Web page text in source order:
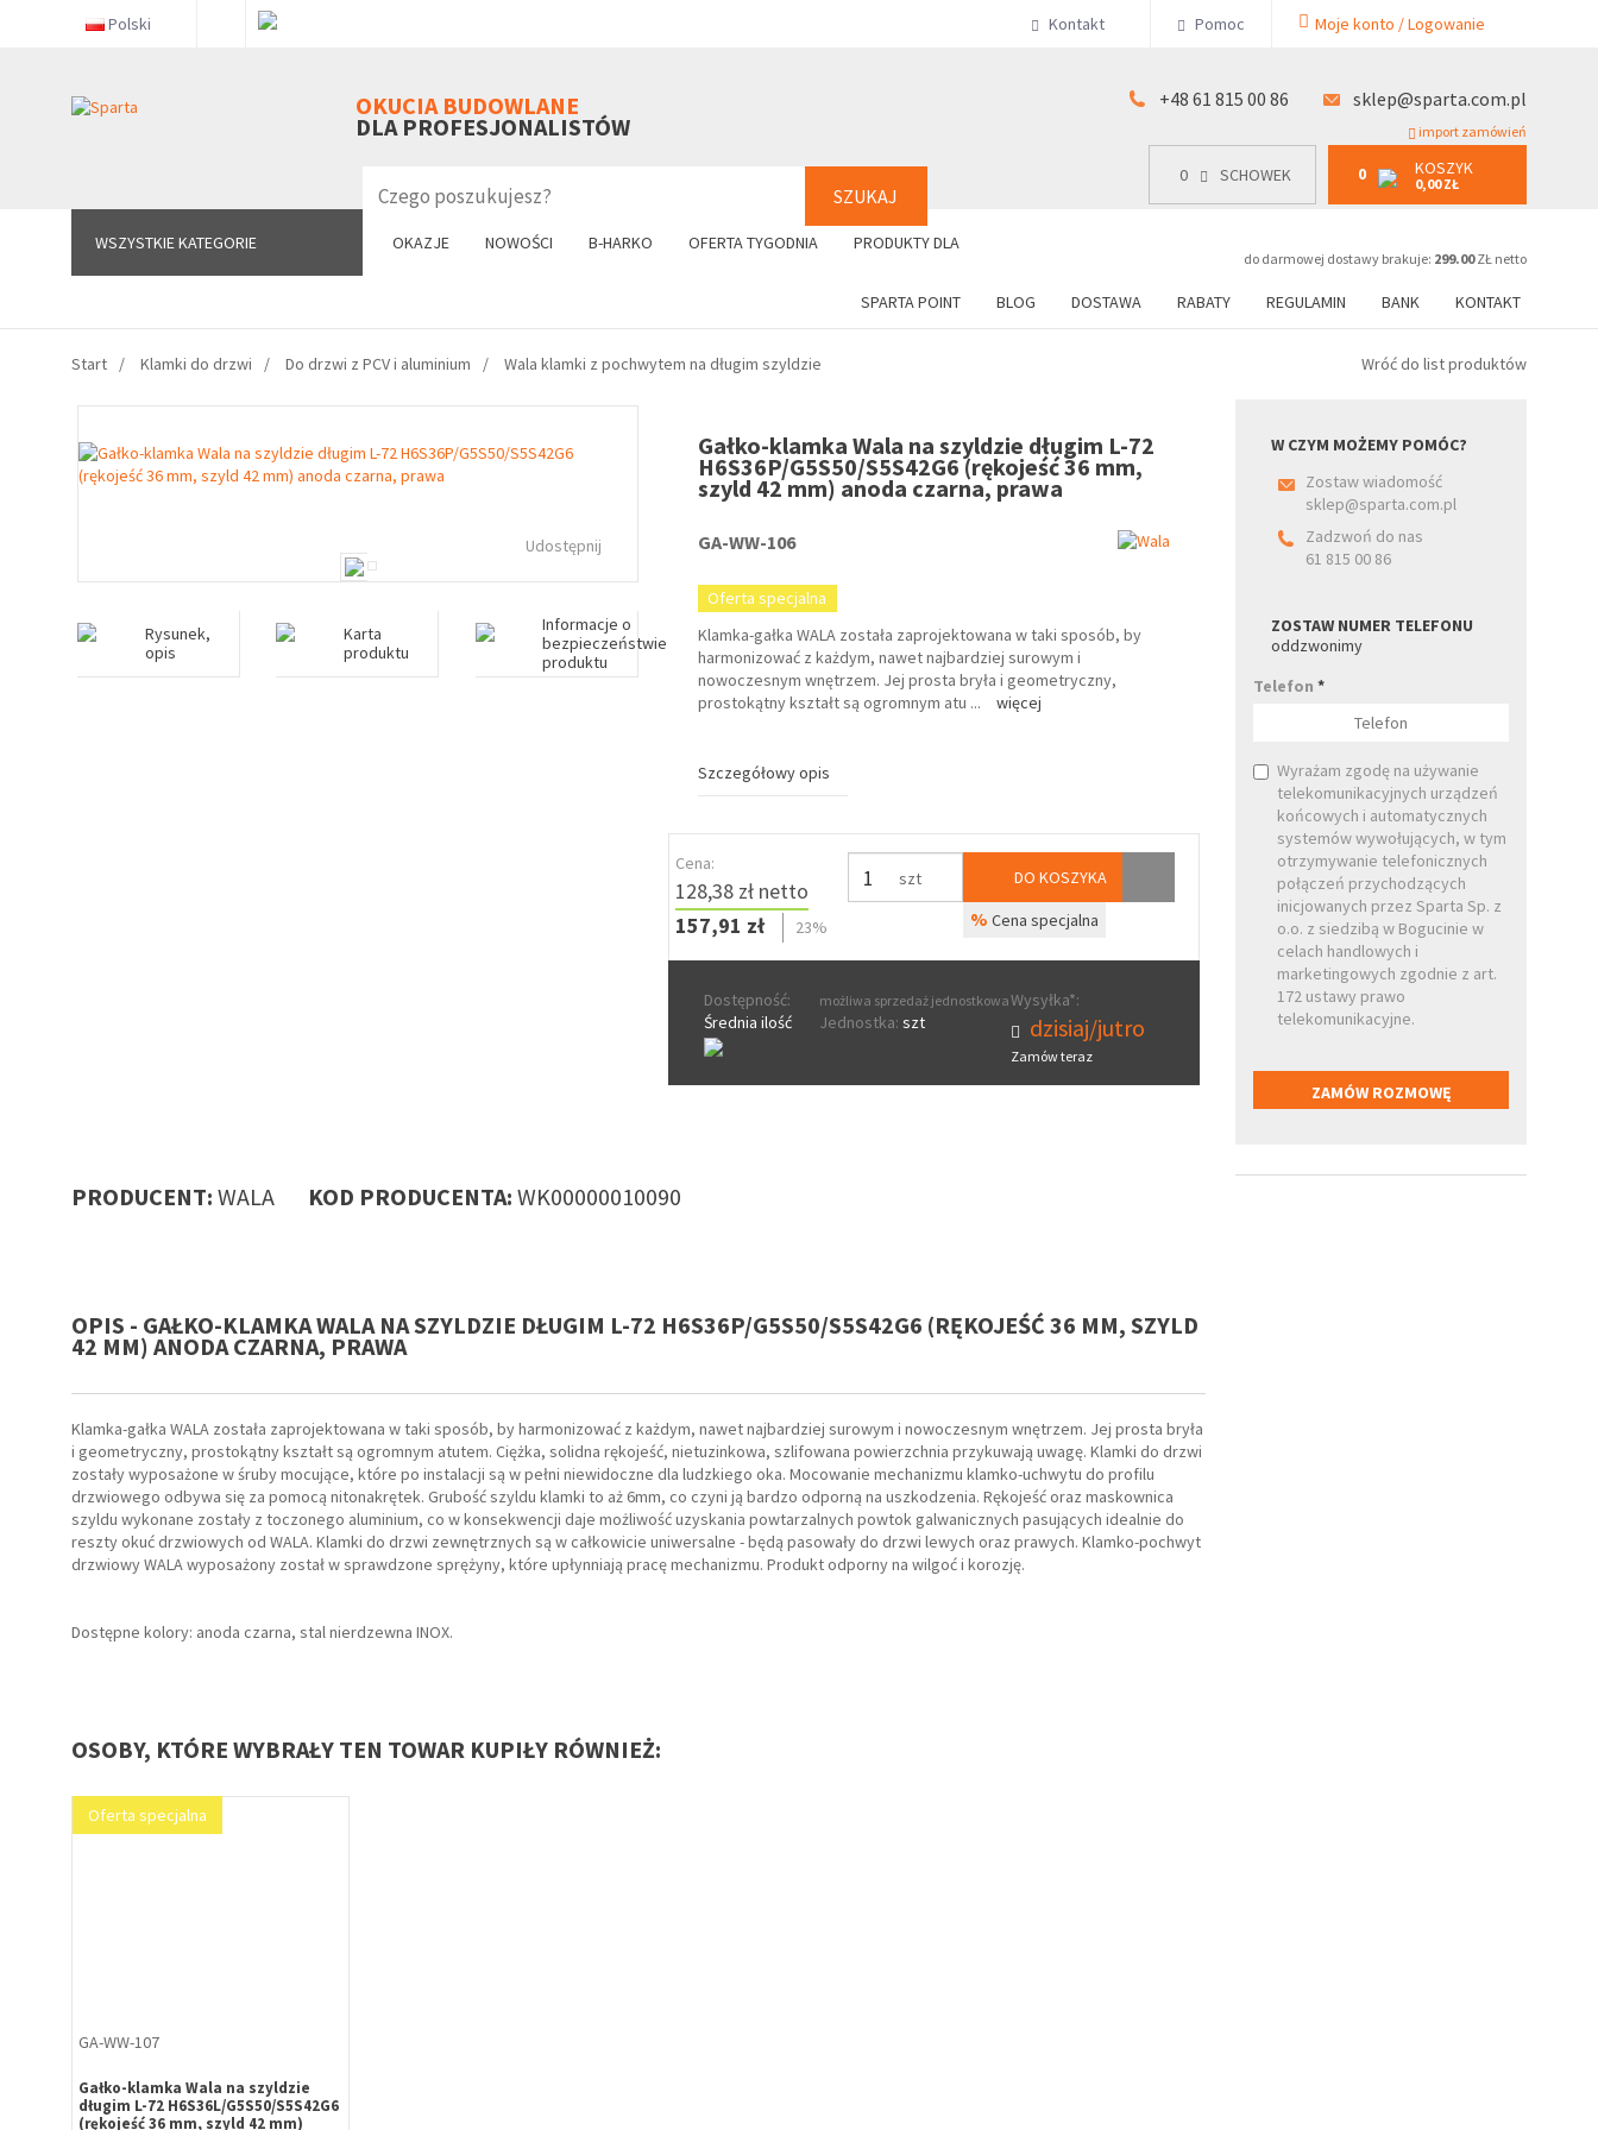
Polski Kontakt Pomoc Moje konto / Logowanie
OKUCIA BUDOWLANE
DLA PROFESJONALISTÓW
SZUKAJ
+48 61 815 00 86 sklep@sparta.com.pl
import zamówień
0 SCHOWEK 0 KOSZYK
0,00 ZŁ
do darmowej dostawy brakuje: 299.00ZŁ netto
WSZYSTKIE KATEGORIE OKAZJE NOWOŚCI B-HARKO OFERTA TYGODNIA PRODUKTY DLA
SPARTA POINT BLOG DOSTAWA RABATY REGULAMIN BANK KONTAKT
WSZYSTKIE KATEGORIE 0 SCHOWEK 0 KOSZYK
0,00 ZŁ
+48 61 815 00 86
Start Klamki do drzwi Do drzwi z PCV i aluminium Wala klamki z pochwytem na długim szyldzie Wróć do list produktów
Udostępnij
Rysunek,
opis
Karta
produktu
Informacje o
bezpieczeństwie
produktu
Gałko-klamka Wala na szyldzie długim L-72
H6S36P/G5S50/S5S42G6 (rękojeść 36 mm,
szyld 42 mm) anoda czarna, prawa
GA-WW-106
Oferta specjalna
Klamka-gałka WALA została zaprojektowana w taki sposób, by
harmonizować z każdym, nawet najbardziej surowym i
nowoczesnym wnętrzem. Jej prosta bryła i geometryczny,
prostokątny kształt są ogromnym atu ... więcej
Szczegółowy opis
Cena:
128,38 zł netto
157,91 zł
23%
szt DO KOSZYKA
% Cena specjalna
Dostępność:
Średnia ilość
możliwa sprzedaż jednostkowa
Jednostka: szt
Wysyłka*:
dzisiaj/jutro
Zamów teraz
PRODUCENT: WALA KOD PRODUCENTA: WK00000010090
OPIS - GAŁKO-KLAMKA WALA NA SZYLDZIE DŁUGIM L-72 H6S36P/G5S50/S5S42G6 (RĘKOJEŚĆ 36 MM, SZYLD
42 MM) ANODA CZARNA, PRAWA
Klamka-gałka WALA została zaprojektowana w taki sposób, by harmonizować z każdym, nawet najbardziej surowym i nowoczesnym wnętrzem. Jej prosta bryła
i geometryczny, prostokątny kształt są ogromnym atutem. Ciężka, solidna rękojeść, nietuzinkowa, szlifowana powierzchnia przykuwają uwagę. Klamki do drzwi
zostały wyposażone w śruby mocujące, które po instalacji są w pełni niewidoczne dla ludzkiego oka. Mocowanie mechanizmu klamko-uchwytu do profilu
drzwiowego odbywa się za pomocą nitonakrętek. Grubość szyldu klamki to aż 6mm, co czyni ją bardzo odporną na uszkodzenia. Rękojeść oraz maskownica
szyldu wykonane zostały z toczonego aluminium, co w konsekwencji daje możliwość uzyskania powtarzalnych powtok galwanicznych pasujących idealnie do
reszty okuć drzwiowych od WALA. Klamki do drzwi zewnętrznych są w całkowicie uniwersalne - będą pasowały do drzwi lewych oraz prawych. Klamko-pochwyt
drzwiowy WALA wyposażony został w sprawdzone sprężyny, które upłynniają pracę mechanizmu. Produkt odporny na wilgoć i korozję.
Dostępne kolory: anoda czarna, stal nierdzewna INOX.
OSOBY, KTÓRE WYBRAŁY TEN TOWAR KUPIŁY RÓWNIEŻ:
Oferta specjalna
GA-WW-107
Gałko-klamka Wala na szyldzie
długim L-72 H6S36L/G5S50/S5S42G6
(rękojeść 36 mm, szyld 42 mm)
W CZYM MOŻEMY POMÓC?
Zostaw wiadomość
sklep@sparta.com.pl
Zadzwoń do nas
61 815 00 86
ZOSTAW NUMER TELEFONU
oddzwonimy
Telefon*
Wyrażam zgodę na używanie
telekomunikacyjnych urządzeń
końcowych i automatycznych
systemów wywołujących, w tym
otrzymywanie telefonicznych
połączeń przychodzących
inicjowanych przez Sparta Sp. z
o.o. z siedzibą w Bogucinie w
celach handlowych i
marketingowych zgodnie z art.
172 ustawy prawo
telekomunikacyjne.